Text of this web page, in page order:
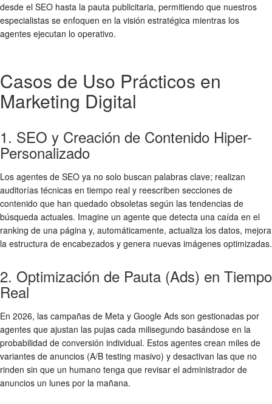
desde el SEO hasta la pauta publicitaria, permitiendo que nuestros
especialistas se enfoquen en la visión estratégica mientras los
agentes ejecutan lo operativo.
Casos de Uso Prácticos en
Marketing Digital
1. SEO y Creación de Contenido Hiper-
Personalizado
Los agentes de SEO ya no solo buscan palabras clave; realizan
auditorías técnicas en tiempo real y reescriben secciones de
contenido que han quedado obsoletas según las tendencias de
búsqueda actuales. Imagine un agente que detecta una caída en el
ranking de una página y, automáticamente, actualiza los datos, mejora
la estructura de encabezados y genera nuevas imágenes optimizadas.
2. Optimización de Pauta (Ads) en Tiempo
Real
En 2026, las campañas de Meta y Google Ads son gestionadas por
agentes que ajustan las pujas cada milisegundo basándose en la
probabilidad de conversión individual. Estos agentes crean miles de
variantes de anuncios (A/B testing masivo) y desactivan las que no
rinden sin que un humano tenga que revisar el administrador de
anuncios un lunes por la mañana.